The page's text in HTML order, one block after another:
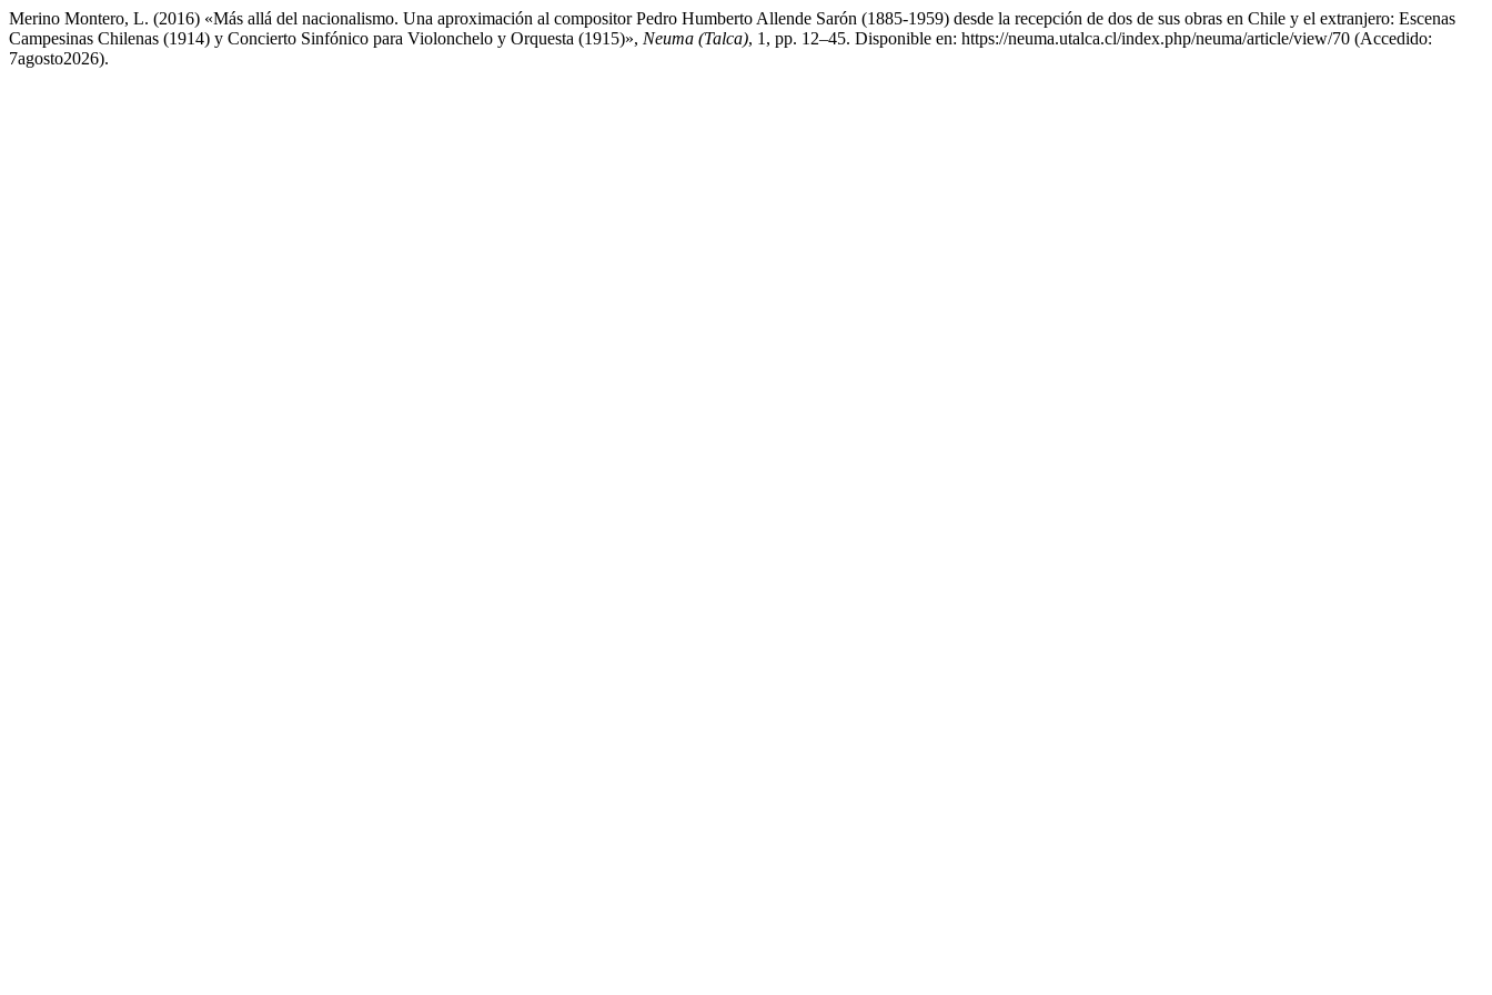
Merino Montero, L. (2016) «Más allá del nacionalismo. Una aproximación al compositor Pedro Humberto Allende Sarón (1885-1959) desde la recepción de dos de sus obras en Chile y el extranjero: Escenas
Campesinas Chilenas (1914) y Concierto Sinfónico para Violonchelo y Orquesta (1915)», Neuma (Talca), 1, pp. 12–45. Disponible en: https://neuma.utalca.cl/index.php/neuma/article/view/70 (Accedido:
7agosto2026).